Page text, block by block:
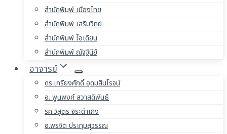
สำนักพิมพ์ เมืองไทย
สำนักพิมพ์ เสริมวิทย์
สำนักพิมพ์ โอเดียน
สำนักพิมพ์ ณัฐฐินีย์
อาจารย์
ดร.เกรียงศักดิ์ อุดมสินโรจน์
อ. พูนพงศ์ สวาสดิพันธ์
รศ.วิสูตร จิระดำเกิง
อ.พรจิต ประทุมสุวรรณ